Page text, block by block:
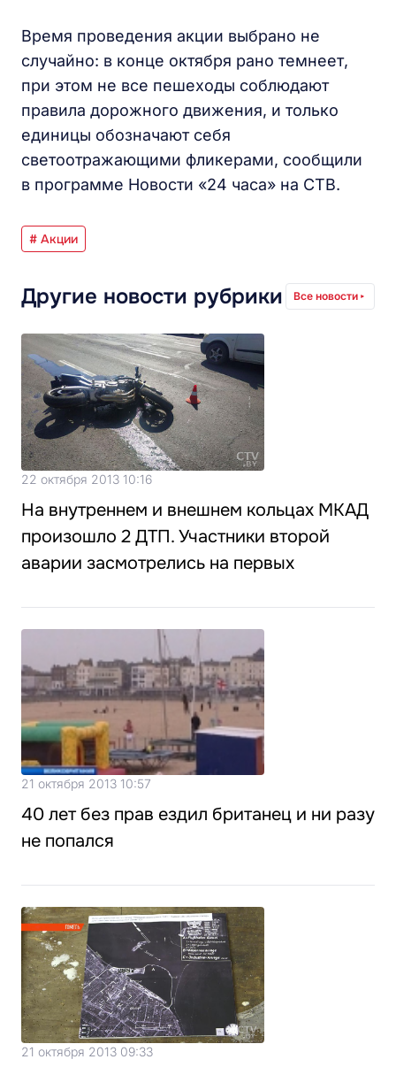
Время проведения акции выбрано не
случайно: в конце октября рано темнеет,
при этом не все пешеходы соблюдают
правила дорожного движения, и только
единицы обозначают себя
светоотражающими фликерами, сообщили
в программе Новости «24 часа» на СТВ.
# Акции
Другие новости рубрики Все новости
22 октября 2013 10:16
На внутреннем и внешнем кольцах МКАД
произошло 2 ДТП. Участники второй
аварии засмотрелись на первых
21 октября 2013 10:57
40 лет без прав ездил британец и ни разу
не попался
21 октября 2013 09:33